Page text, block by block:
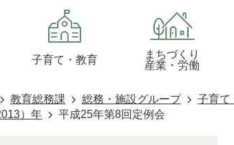
子育て・教育
まちづくり
産業・労働
教育総務課 総務・施設グループ 子育て
）年 平成25年第8回定例会